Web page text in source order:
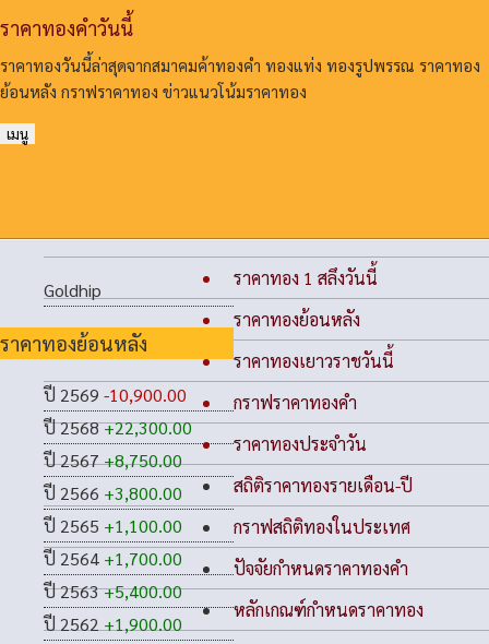
ราคาทองคําวันนี้
ราคาทองวันนี้ล่าสุดจากสมาคมค้าทองคํา ทองแท่ง ทองรูปพรรณ ราคาทอง
ย้อนหลัง กราฟราคาทอง ข่าวแนวโน้มราคาทอง
เมนู
Goldhip
ราคาทองย้อนหลัง
ปี 2569 -10,900.00
ปี 2568+22,300.00
ปี 2567+8,750.00
ปี 2566 +3,800.00
ปี 2565 +1,100.00
ปี 2564 +1,700.00
ปี 2563+5,400.00
ปี 2562+1,900.00
ราคาทอง 1 สลึงวันนี้
ราคาทองย้อนหลัง
ราคาทองเยาวราชวันนี้
กราฟราคาทองคำ
ราคาทองประจำวัน
สถิติราคาทองรายเดือน-ปี
กราฟสถิติทองในประเทศ
ปัจจัยกำหนดราคาทองคำ
หลักเกณฑ์กำหนดราคาทอง